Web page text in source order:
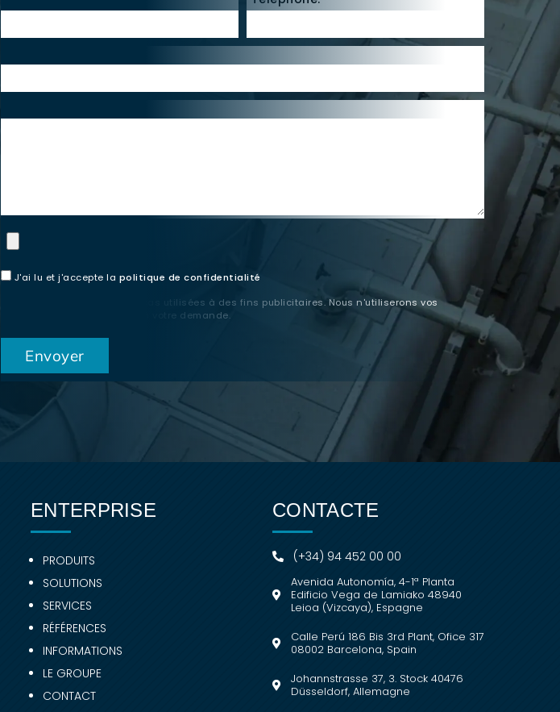
J'ai lu et j'accepte la politique de confidentialité
Ces informations ne seront pas utilisées à des fins publicitaires. Nous n'utiliserons vos
données que pour répondre à votre demande.
ENTERPRISE
PRODUITS
SOLUTIONS
SERVICES
RÉFÉRENCES
INFORMATIONS
LE GROUPE
CONTACT
CONTACTE
(+34) 94 452 00 00
Avenida Autonomía, 4-1ª Planta
Edificio Vega de Lamiako 48940
Leioa (Vizcaya), Espagne
Calle Perú 186 Bis 3rd Plant, Ofice 317
08002 Barcelona, Spain
Johannstrasse 37, 3. Stock 40476
Düsseldorf, Allemagne